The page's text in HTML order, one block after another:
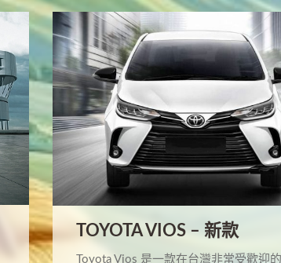
TOYOTA VIOS – 新款
Toyota Vios 是一款在台灣非常受歡迎